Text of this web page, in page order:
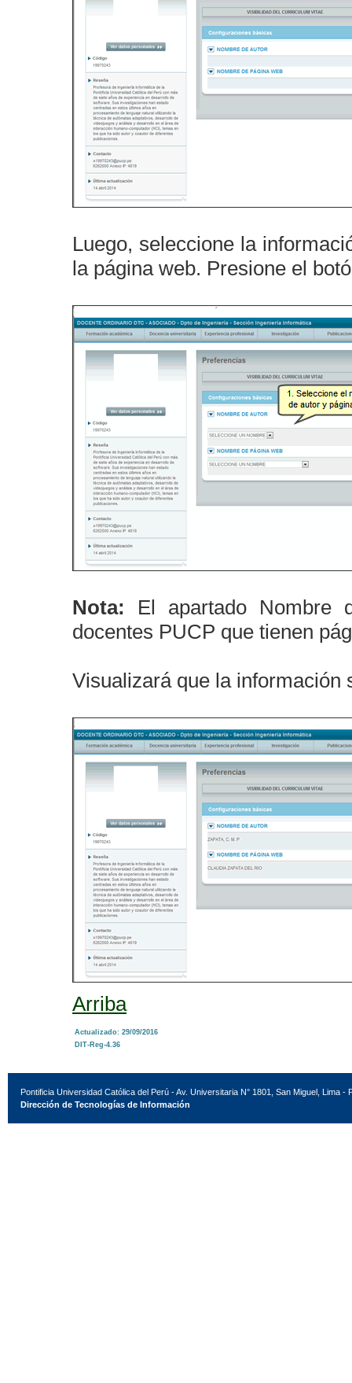
Luego, seleccione la
la página web. Presione el
Nota: El apartado Nombre
docentes PUCP que tienen
Visualizará que la información
Arriba
Actualizado: 29/09/2016
DIT-Reg-4.36
Pontificia Universidad Católica del Perú - Av. Universitaria N° 1801, San Miguel, Lima -
Dirección de Tecnologías de Información